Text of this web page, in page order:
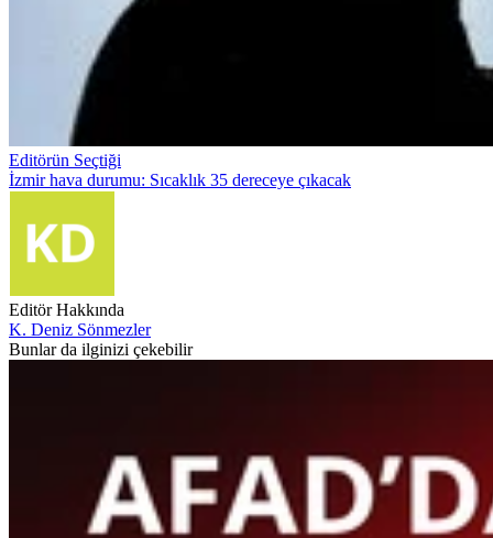
Editörün Seçtiği
İzmir hava durumu: Sıcaklık 35 dereceye çıkacak
Editör Hakkında
K. Deniz Sönmezler
Bunlar da ilginizi çekebilir